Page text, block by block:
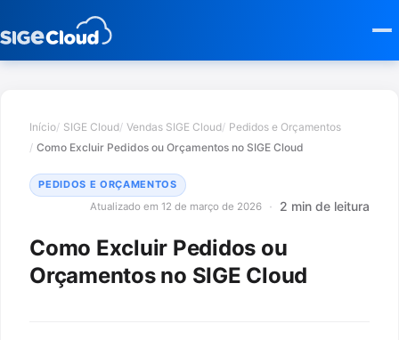
Início SIGE Cloud Vendas SIGE Cloud Pedidos e Orçamentos
Como Excluir Pedidos ou Orçamentos no SIGE Cloud
PEDIDOS E ORÇAMENTOS
Atualizado em 12 de março de 2026
2 min de leitura
Como Excluir Pedidos ou
Orçamentos no SIGE Cloud